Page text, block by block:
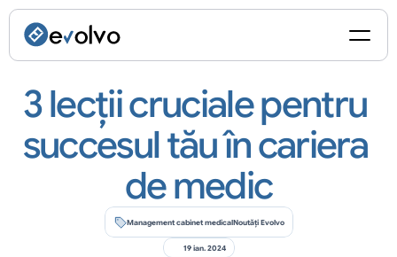
3 lecții cruciale pentru
succesul tău în cariera
de medic
Management cabinet medicalNoutăți Evolvo
19 ian. 2024